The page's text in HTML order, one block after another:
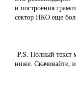
и построения
сектор НКО еще
P.S. Полный текст
ниже. Скачивайте,